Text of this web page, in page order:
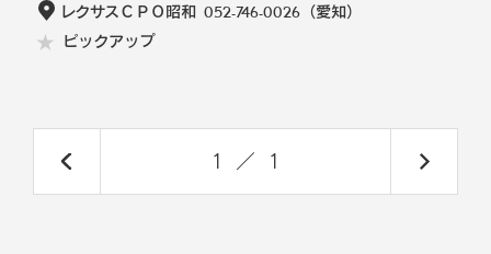
レクサスＣＰＯ昭和 052-746-0026（愛知）
ピックアップ
1 ／ 1